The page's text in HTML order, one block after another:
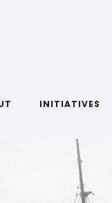
INITIATIVES
HISTORY